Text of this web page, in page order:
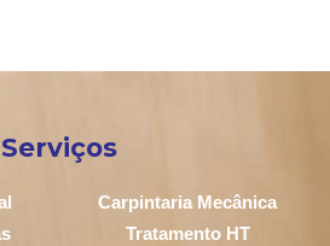
Serviços
Carpintaria Mecânica
Tratamento HT